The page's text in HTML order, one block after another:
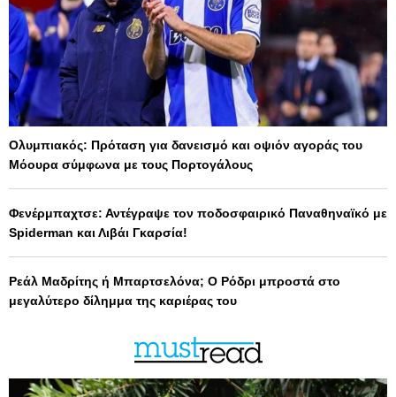
Ολυμπιακός: Πρόταση για δανεισμό και οψιόν αγοράς του
Μόουρα σύμφωνα με τους Πορτογάλους
Φενέρμπαχτσε: Αντέγραψε τον ποδοσφαιρικό Παναθηναϊκό με
Spiderman και Λιβάι Γκαρσία!
Ρεάλ Μαδρίτης ή Μπαρτσελόνα; Ο Ρόδρι μπροστά στο
μεγαλύτερο δίλημμα της καριέρας του